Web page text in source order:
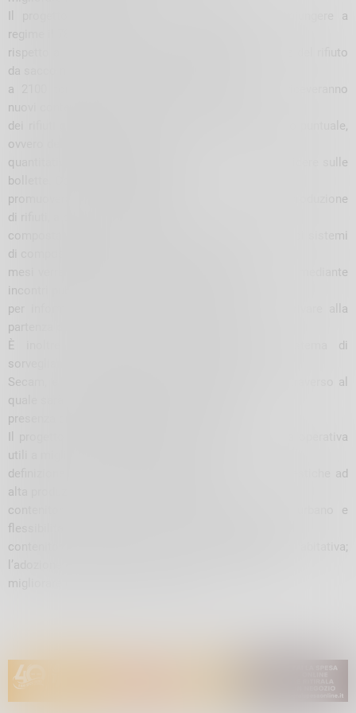
Il progetto, realizzato da Secam, prevede di raggiungere a
regime il 78 per cento di raccolta differenziata,
rispetto all’attuale 53 per cento, con una diminuzione del rifiuto
da sacco nero del 50 per cento, per arrivare
a 2100 tonnellate complessive. Tutte le utenze riceveranno
nuovi contenitori per la raccolta e l’esposizione
dei rifiuti già predisposti per l’introduzione del tributo puntuale,
ovvero del pagamento in base al
quantitativo effettivamente prodotto, che andrà a incidere sulle
bollette. Contemporaneamente si
promuoveranno le buone pratiche di riduzione della produzione
di rifiuti, a cominciare dall’auto-
compostaggio domestico della frazione organica e dai sistemi
di compostaggio di comunità. Nei prossimi
mesi verranno promosse iniziative di comunicazione, mediante
incontri pubblici e distribuzione di materiale,
per informare la cittadinanza e le categorie per arrivare alla
partenza del servizio, fissata per lunedì 3 marzo.
È inoltre in previsione l’introduzione di un sistema di
sorveglianza ambientale, con agenti accertatori di
Secam, e verrà implementata la app Vivi Sondrio, attraverso al
quale sarà possibile segnalare al gestore la
presenza di rifiuti abbandonati o di sporcizia.
Il progetto ha già impostato alcuni livelli di crescita operativa
utili a migliorare gli obiettivi specifici: la
definizione di soluzioni puntuali per utenze non domestiche ad
alta produzione di rifiuti; l’installazione di
contenitori stradali in grado di garantire decoro urbano e
flessibilità; l’introduzione di sistemi di raccolta con
contenitori a perdere per zone ad alta densità abitativa;
l’adozione di strumenti di intelligenza artificiale per
migliorare le performance e i servizi.